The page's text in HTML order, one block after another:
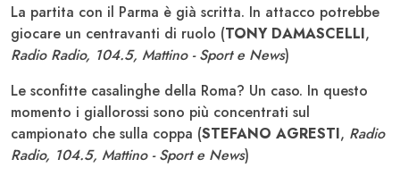
La partita con il Parma è già scritta. In attacco potrebbe
giocare un centravanti di ruolo (TONY DAMASCELLI,
Radio Radio, 104.5, Mattino - Sport e News)
Le sconfitte casalinghe della Roma? Un caso. In questo
momento i giallorossi sono più concentrati sul
campionato che sulla coppa (STEFANO AGRESTI, Radio
Radio, 104.5, Mattino - Sport e News)